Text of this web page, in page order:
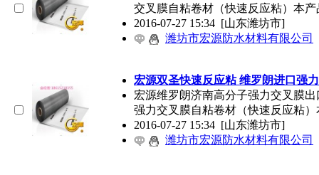
交叉膜自粘卷材（快速反应粘）本产
2016-07-27 15:34 [山东潍坊市]
潍坊市宏源防水材料有限公司
宏源双圣快速反应粘 维罗朗进口强
宏源维罗朗济南高分子强力交叉膜
强力交叉膜自粘卷材（快速反应粘）
2016-07-27 15:34 [山东潍坊市]
潍坊市宏源防水材料有限公司